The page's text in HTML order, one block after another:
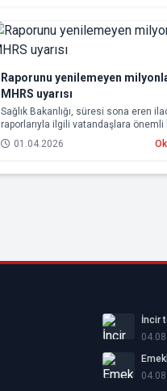
Raporunu yenilemeyen
MHRS uyarısı
Sağlık Bakanlığı, süresi sona eren
raporlarıyla ilgili vatandaşlara önemli
hatırlatmada bulundu.
01.04.2026
İncir